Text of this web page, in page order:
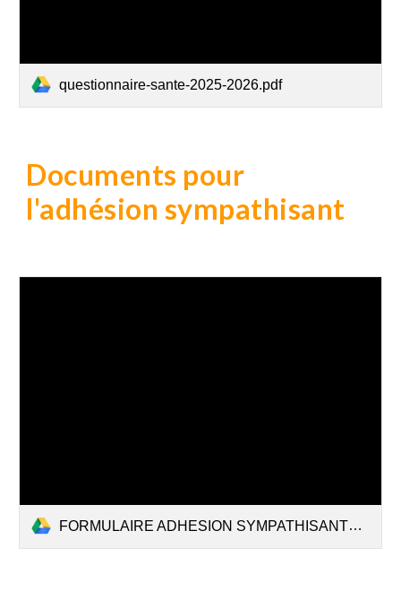
questionnaire-sante-2025-2026.pdf
Documents pour
l'adhésion sympathisant
FORMULAIRE ADHESION SYMPATHISANT2026.pdf